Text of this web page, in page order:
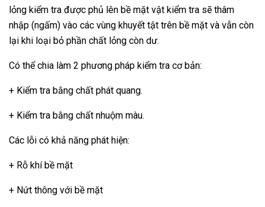
lỏng kiểm tra được phủ lên bề mặt vật kiểm tra sẽ thâm
nhập (ngấm) vào các vùng khuyết tật trên bề mặt và vẫn còn
lại khi loại bỏ phần chất lỏng còn dư.
Có thể chia làm 2 phương pháp kiểm tra cơ bản:
+ Kiểm tra bằng chất phát quang.
+ Kiểm tra bằng chất nhuộm màu.
Các lỗi có khả năng phát hiện:
+ Rỗ khí bề mặt
+ Nứt thông với bề mặt